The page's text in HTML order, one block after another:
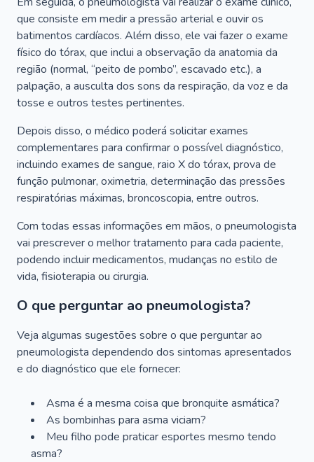
que consiste em medir a pressão arterial e ouvir os
batimentos cardíacos. Além disso, ele vai fazer o exame
físico do tórax, que inclui a observação da anatomia da
região (normal, “peito de pombo”, escavado etc.), a
palpação, a ausculta dos sons da respiração, da voz e da
tosse e outros testes pertinentes.
Depois disso, o médico poderá solicitar exames
complementares para confirmar o possível diagnóstico,
incluindo exames de sangue, raio X do tórax, prova de
função pulmonar, oximetria, determinação das pressões
respiratórias máximas, broncoscopia, entre outros.
Com todas essas informações em mãos, o pneumologista
vai prescrever o melhor tratamento para cada paciente,
podendo incluir medicamentos, mudanças no estilo de
vida, fisioterapia ou cirurgia.
O que perguntar ao pneumologista?
Veja algumas sugestões sobre o que perguntar ao
pneumologista dependendo dos sintomas apresentados
e do diagnóstico que ele fornecer:
Asma é a mesma coisa que bronquite asmática?
As bombinhas para asma viciam?
Meu filho pode praticar esportes mesmo tendo
asma?